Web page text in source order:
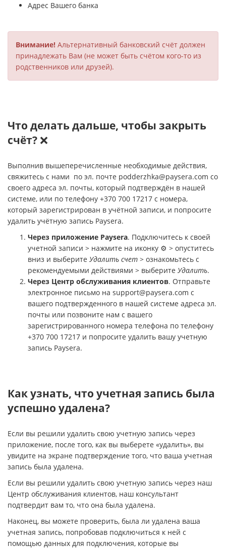
Адрес Вашего банка
Внимание! Альтернативный банковский счёт должен
принадлежать Вам (не может быть счётом кого-то из
родственников или друзей).
Что делать дальше, чтобы закрыть
счёт? ❌
Выполнив вышеперечисленные необходимые действия,
свяжитесь с нами по эл. почте podderzhka@paysera.com со
своего адреса эл. почты, который подтверждён в нашей
системе, или по телефону +370 700 17217 с номера,
который зарегистрирован в учётной записи, и попросите
удалить учётную запись Paysera.
Через приложение Paysera. Подключитесь к своей
учетной записи > нажмите на иконку ⚙️ > опуститесь
вниз и выберите Удалить счет > ознакомьтесь с
рекомендуемыми действиями > выберите Удалить.
Через Центр обслуживания клиентов. Отправьте
электронное письмо на support@paysera.com с
вашего подтвержденного в нашей системе адреса эл.
почты или позвоните нам с вашего
зарегистрированного номера телефона по телефону
+370 700 17217 и попросите удалить вашу учетную
запись Paysera.
Как узнать, что учетная запись была
успешно удалена?
Если вы решили удалить свою учетную запись через
приложение, после того, как вы выберете «удалить», вы
увидите на экране подтверждение того, что ваша учетная
запись была удалена.
Если вы решили удалить свою учетную запись через наш
Центр обслуживания клиентов, наш консультант
подтвердит вам то, что она была удалена.
Наконец, вы можете проверить, была ли удалена ваша
учетная запись, попробовав подключиться к ней с
помощью данных для подключения, которые вы